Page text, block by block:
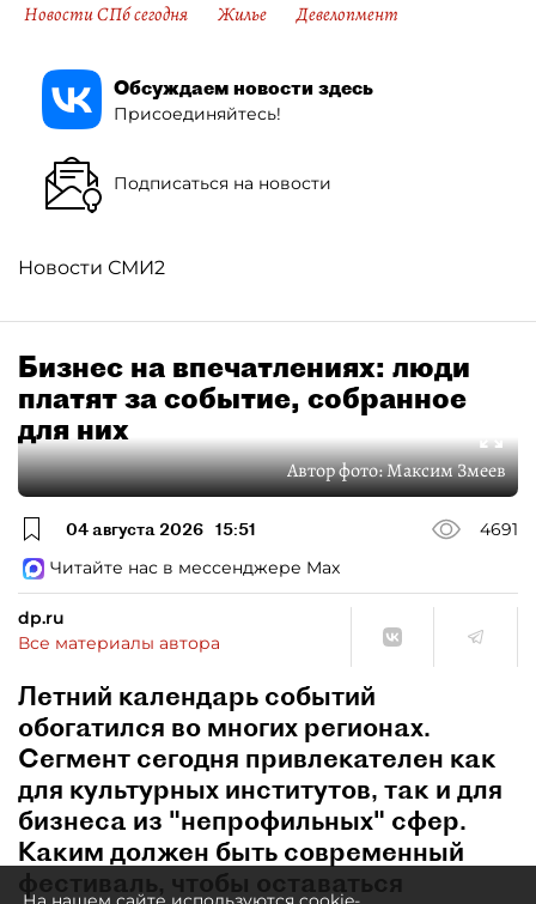
Новости СПб сегодня
Жилье Девелопмент
Обсуждаем новости здесь
Присоединяйтесь!
Подписаться на новости
Новости СМИ2
Бизнес на впечатлениях: люди
платят за событие, собранное
для них
Автор фото:Максим Змеев
04 августа 2026 15:51
4691
Читайте нас в мессенджере Max
dp.ru
Все материалы автора
Летний календарь событий
обогатился во многих регионах.
Сегмент сегодня привлекателен как
для культурных институтов, так и для
бизнеса из "непрофильных" сфер.
Каким должен быть современный
фестиваль, чтобы оставаться